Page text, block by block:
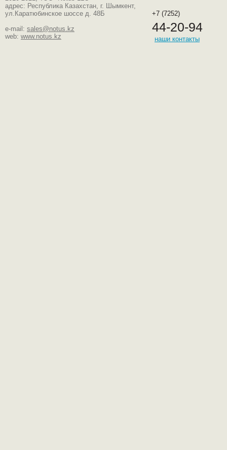
адрес: Республика Казахстан, г. Шымкент,
ул.Каратюбинское шоссе д. 48Б
e-mail: sales@notus.kz
web: www.notus.kz
+7 (7252)
44-20-94
наши контакты